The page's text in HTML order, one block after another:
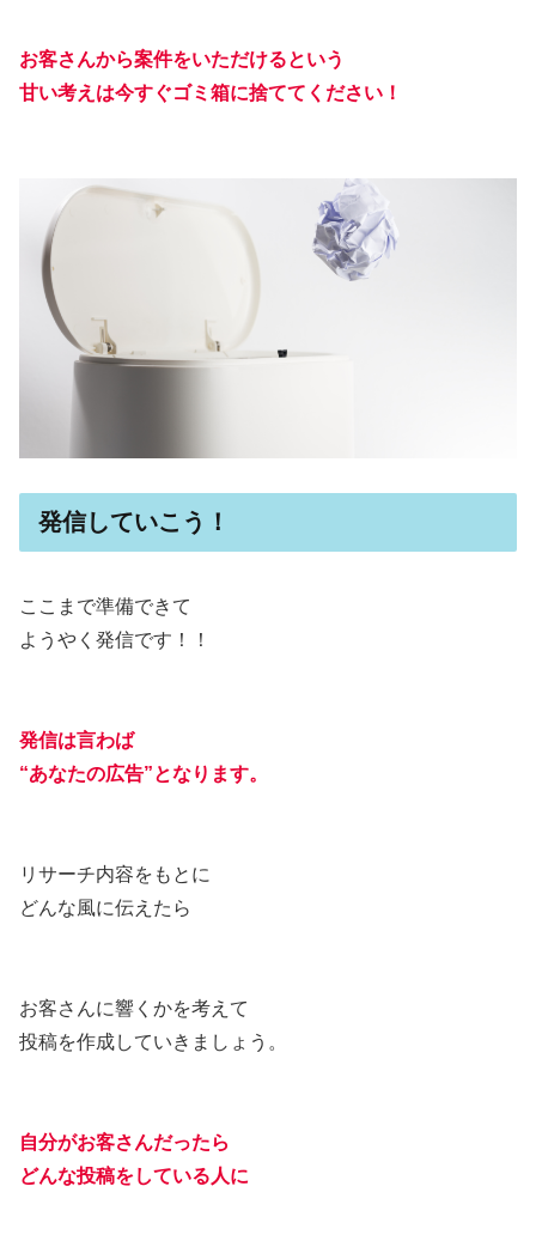
お客さんから案件をいただけるという
甘い考えは今すぐゴミ箱に捨ててください！
発信していこう！
ここまで準備できて
ようやく発信です！！
発信は言わば
“あなたの広告”となります。
リサーチ内容をもとに
どんな風に伝えたら
お客さんに響くかを考えて
投稿を作成していきましょう。
自分がお客さんだったら
どんな投稿をしている人に